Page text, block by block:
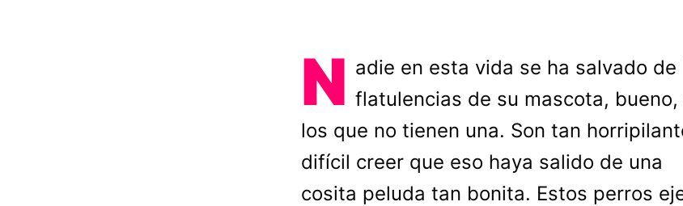
N adie en esta vida se ha salvado de
flatulencias de su mascota,
los que no tienen una. Son tan
difícil creer que eso haya salido de una
cosita peluda tan bonita. Estos perros